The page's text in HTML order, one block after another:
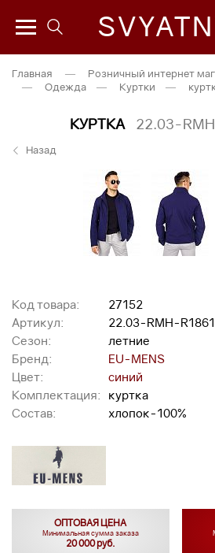
Главная — Розничный интернет
—
Одежда — Куртки —
КУРТКА 22.03-
Назад
Код товара:
27152
Артикул:
22.03-RMH-
Сезон:
летние
Бренд:
EU-MENS
Цвет:
синий
Комплектация:
куртка
Состав:
хлопок-100%
ОПТОВАЯ ЦЕНА
Минимальная сумма заказа
20 000 руб.